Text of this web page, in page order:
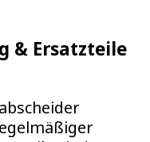
& Ersatzteile